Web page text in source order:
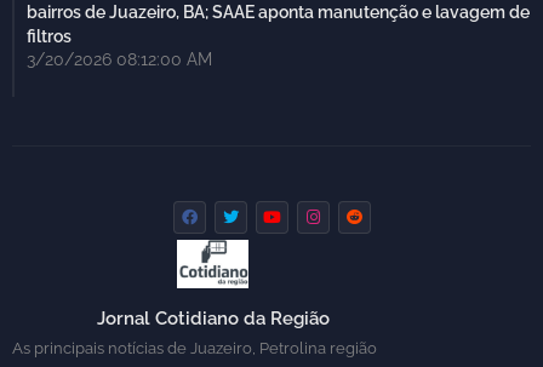
bairros de Juazeiro, BA; SAAE aponta manutenção e lavagem de
filtros
3/20/2026 08:12:00 AM
Jornal Cotidiano da Região
As principais notícias de Juazeiro, Petrolina região